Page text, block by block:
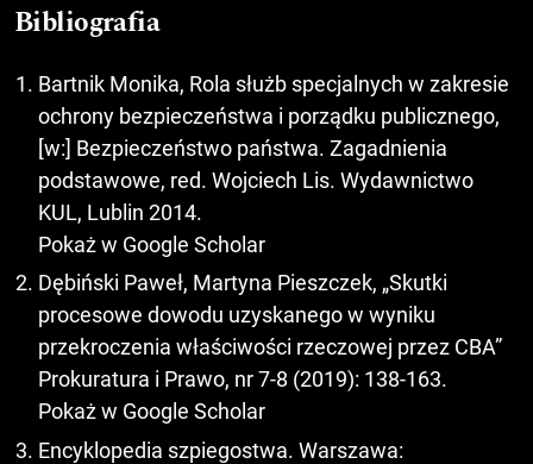
Bibliografia
Bartnik Monika, Rola służb specjalnych w zakresie
ochrony bezpieczeństwa i porządku publicznego,
[w:] Bezpieczeństwo państwa. Zagadnienia
podstawowe, red. Wojciech Lis. Wydawnictwo
KUL, Lublin 2014.
Pokaż w Google Scholar
Dębiński Paweł, Martyna Pieszczek, „Skutki
procesowe dowodu uzyskanego w wyniku
przekroczenia właściwości rzeczowej przez CBA”
Prokuratura i Prawo, nr 7-8 (2019): 138-163.
Pokaż w Google Scholar
Encyklopedia szpiegostwa. Warszawa: